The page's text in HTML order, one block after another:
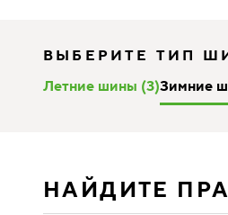
ВЫБЕРИТЕ ТИП
Летние шины (3)Зимние
НАЙДИТЕ